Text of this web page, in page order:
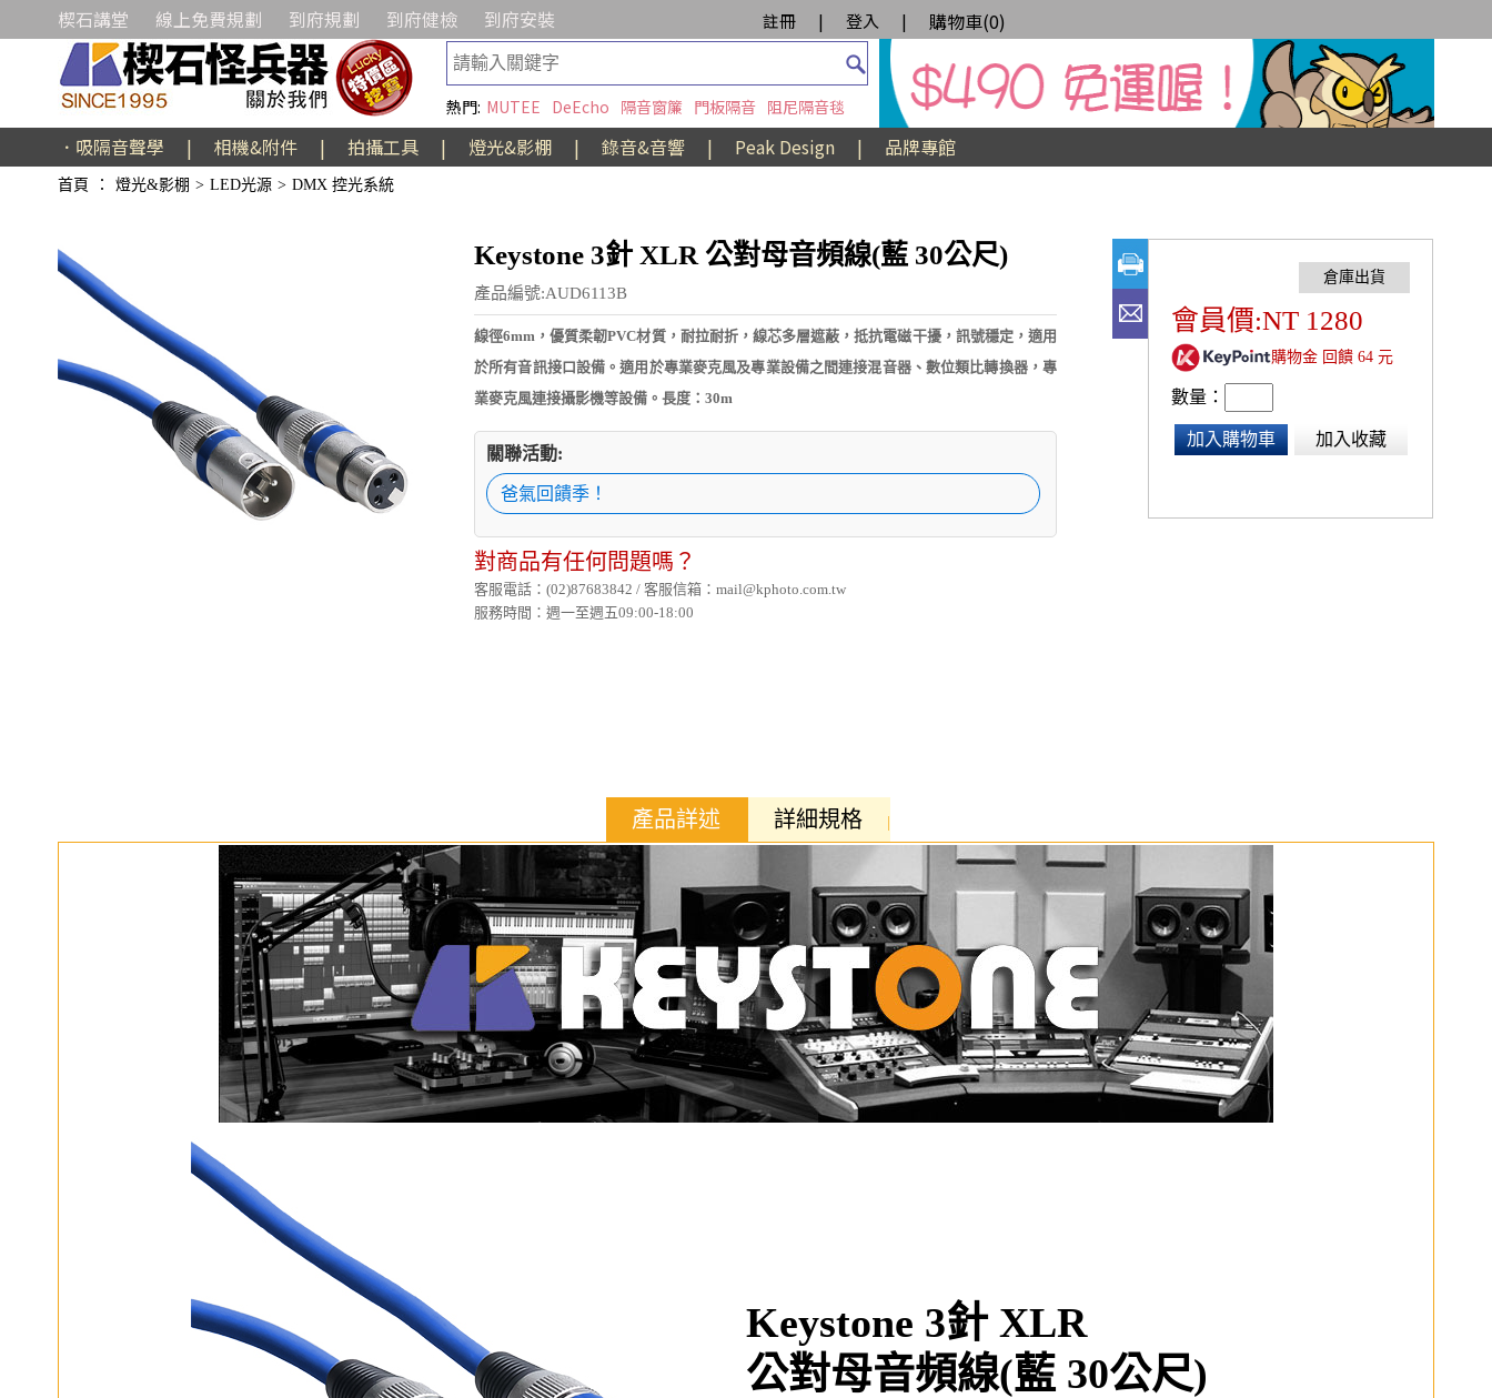
楔石講堂 線上免費規劃 到府規劃 到府健檢 到府安裝 註冊 | 登入 | 購物車(0)
熱門: MUTEE DeEcho 隔音窗簾 門板隔音 阻尼隔音毯
．吸隔音聲學 | 相機&附件 | 拍攝工具 | 燈光&影棚 | 錄音&音響 | Peak Design | 品牌專館
首頁 ： 燈光&影棚 > LED光源 > DMX 控光系統
Keystone 3針 XLR 公對母音頻線(藍 30公尺)
產品編號:AUD6113B
線徑6mm，優質柔韌PVC材質，耐拉耐折，線芯多層遮蔽，抵抗電磁干擾，訊號穩定，適用
於所有音訊接口設備。適用於專業麥克風及專業設備之間連接混音器、數位類比轉換器，專
業麥克風連接攝影機等設備。長度：30m
關聯活動:
爸氣回饋季！
對商品有任何問題嗎？
客服電話：(02)87683842 / 客服信箱：mail@kphoto.com.tw
服務時間：週一至週五09:00-18:00
會員價:NT 1280
購物金 回饋 64 元
數量：
加入購物車 加入收藏
產品詳述 詳細規格
Keystone 3針 XLR
公對母音頻線(藍 30公尺)